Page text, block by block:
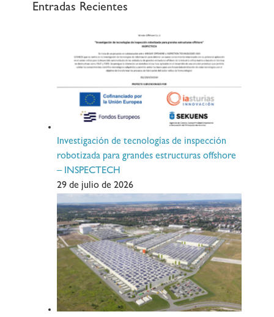
Entradas Recientes
Investigación de tecnologías de inspección
robotizada para grandes estructuras offshore
– INSPECTECH
29 de julio de 2026